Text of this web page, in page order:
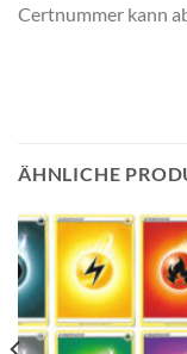
Certnummer kann
ÄHNLICHE